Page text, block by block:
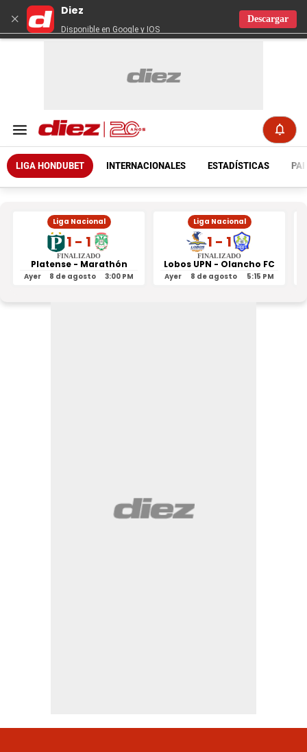
×
Diez
Disponible en Google y IOS
Descargar
LIGA HONDUBET INTERNACIONALES ESTADÍSTICAS
Liga Nacional
1 - 1
FINALIZADO
Platense - Marathón
Ayer 8 de agosto 3:00 PM
Liga Nacional
1 - 1
FINALIZADO
Lobos UPN - Olancho FC
Ayer 8 de agosto 5:15 PM